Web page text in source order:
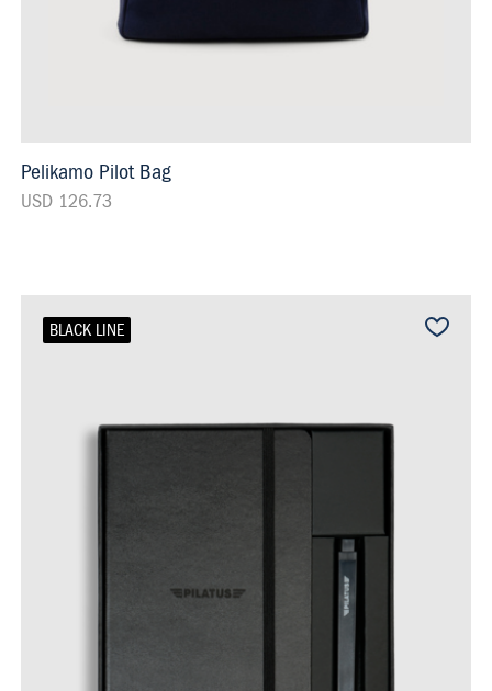
Pelikamo Pilot Bag
USD 126.73
BLACK LINE